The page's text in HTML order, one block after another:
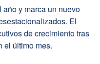
y marca un nuevo
El
de crecimiento tras
el último mes.